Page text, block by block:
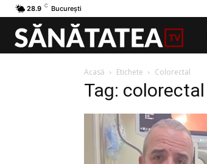
28.9 C București
Acasă Etichete Colorectal
Tag: colorectal